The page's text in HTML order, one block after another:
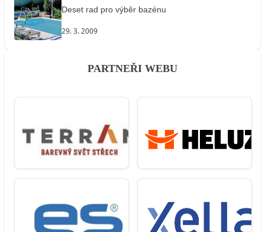
Deset rad pro výběr bazénu
29. 3. 2009
PARTNEŘI WEBU